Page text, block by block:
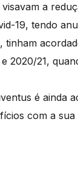
visavam a
19, tendo
tinham
2020/21,
é ainda
com a